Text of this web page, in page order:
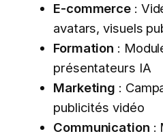
E-commerce :
avatars, visuels
Formation :
présentateurs IA
Marketing :
publicités vidéo
Communication :